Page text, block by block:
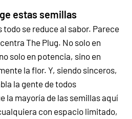
estas semillas
todo se reduce al sabor. Parece
The Plug. No solo en
solo en potencia, sino en
la flor. Y, siendo sinceros,
la gente de todos
la mayoría de las semillas aquí
con espacio limitado,